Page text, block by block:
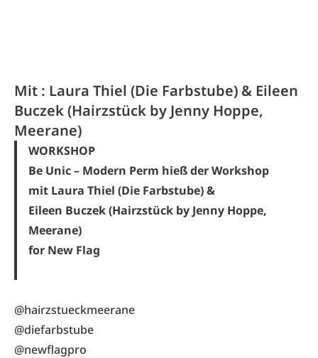
Mit : Laura Thiel (Die Farbstube) & Eileen
Buczek (Hairzstück by Jenny Hoppe,
Meerane)
WORKSHOP
Be Unic – Modern Perm hieß der Workshop
mit Laura Thiel (Die Farbstube) &
Eileen Buczek (Hairzstück by Jenny Hoppe,
Meerane)
for New Flag
@hairzstueckmeerane
@diefarbstube
@newflagpro